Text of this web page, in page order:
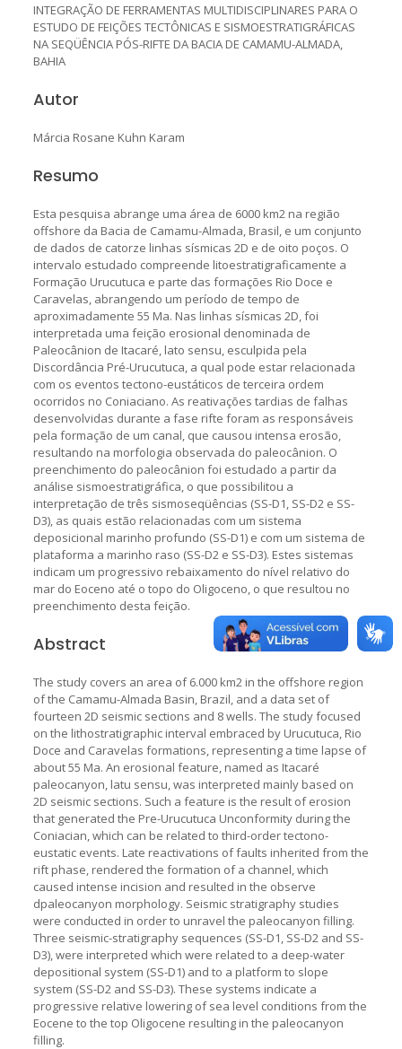
INTEGRAÇÃO DE FERRAMENTAS MULTIDISCIPLINARES PARA O
ESTUDO DE FEIÇÕES TECTÔNICAS E SISMOESTRATIGRÁFICAS
NA SEQÜÊNCIA PÓS-RIFTE DA BACIA DE CAMAMU-ALMADA,
BAHIA
Autor
Márcia Rosane Kuhn Karam
Resumo
Esta pesquisa abrange uma área de 6000 km2 na região
offshore da Bacia de Camamu-Almada, Brasil, e um conjunto
de dados de catorze linhas sísmicas 2D e de oito poços. O
intervalo estudado compreende litoestratigraficamente a
Formação Urucutuca e parte das formações Rio Doce e
Caravelas, abrangendo um período de tempo de
aproximadamente 55 Ma. Nas linhas sísmicas 2D, foi
interpretada uma feição erosional denominada de
Paleocânion de Itacaré, lato sensu, esculpida pela
Discordância Pré-Urucutuca, a qual pode estar relacionada
com os eventos tectono-eustáticos de terceira ordem
ocorridos no Coniaciano. As reativações tardias de falhas
desenvolvidas durante a fase rifte foram as responsáveis
pela formação de um canal, que causou intensa erosão,
resultando na morfologia observada do paleocânion. O
preenchimento do paleocânion foi estudado a partir da
análise sismoestratigráfica, o que possibilitou a
interpretação de três sismoseqüências (SS-D1, SS-D2 e SS-
D3), as quais estão relacionadas com um sistema
deposicional marinho profundo (SS-D1) e com um sistema de
plataforma a marinho raso (SS-D2 e SS-D3). Estes sistemas
indicam um progressivo rebaixamento do nível relativo do
mar do Eoceno até o topo do Oligoceno, o que resultou no
preenchimento desta feição.
Abstract
The study covers an area of 6.000 km2 in the offshore region
of the Camamu-Almada Basin, Brazil, and a data set of
fourteen 2D seismic sections and 8 wells. The study focused
on the lithostratigraphic interval embraced by Urucutuca, Rio
Doce and Caravelas formations, representing a time lapse of
about 55 Ma. An erosional feature, named as Itacaré
paleocanyon, latu sensu, was interpreted mainly based on
2D seismic sections. Such a feature is the result of erosion
that generated the Pre-Urucutuca Unconformity during the
Coniacian, which can be related to third-order tectono-
eustatic events. Late reactivations of faults inherited from the
rift phase, rendered the formation of a channel, which
caused intense incision and resulted in the observe
dpaleocanyon morphology. Seismic stratigraphy studies
were conducted in order to unravel the paleocanyon filling.
Three seismic-stratigraphy sequences (SS-D1, SS-D2 and SS-
D3), were interpreted which were related to a deep-water
depositional system (SS-D1) and to a platform to slope
system (SS-D2 and SS-D3). These systems indicate a
progressive relative lowering of sea level conditions from the
Eocene to the top Oligocene resulting in the paleocanyon
filling.